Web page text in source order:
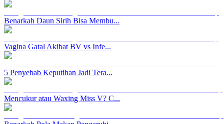
Benarkah Daun Sirih Bisa Membu...
Vagina Gatal Akibat BV vs Infe...
5 Penyebab Keputihan Jadi Tera...
Mencukur atau Waxing Miss V? C...